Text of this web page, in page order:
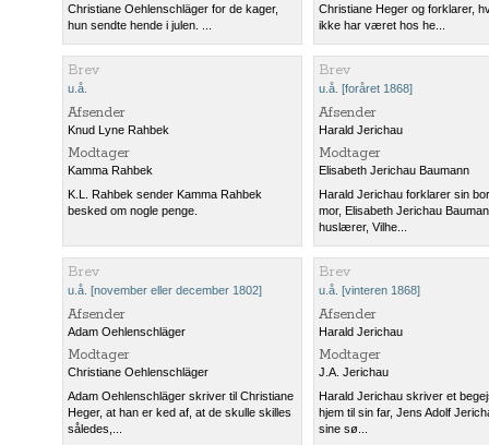
Christiane Oehlenschläger for de kager,
hun sendte hende i julen. ...
Christiane Heger og forklarer,
ikke har været hos he...
Brev
u.å.
Afsender
Knud Lyne Rahbek
Modtager
Kamma Rahbek
K.L. Rahbek sender Kamma Rahbek
besked om nogle penge.
Brev
u.å. [foråret 1868]
Afsender
Harald Jerichau
Modtager
Elisabeth Jerichau Baumann
Harald Jerichau forklarer sin
mor, Elisabeth Jerichau
huslærer, Vilhe...
Brev
u.å. [november eller december 1802]
Afsender
Adam Oehlenschläger
Modtager
Christiane Oehlenschläger
Adam Oehlenschläger skriver til Christiane
Heger, at han er ked af, at de skulle skilles
således,...
Brev
u.å. [vinteren 1868]
Afsender
Harald Jerichau
Modtager
J.A. Jerichau
Harald Jerichau skriver et
hjem til sin far, Jens Adolf
sine sø...